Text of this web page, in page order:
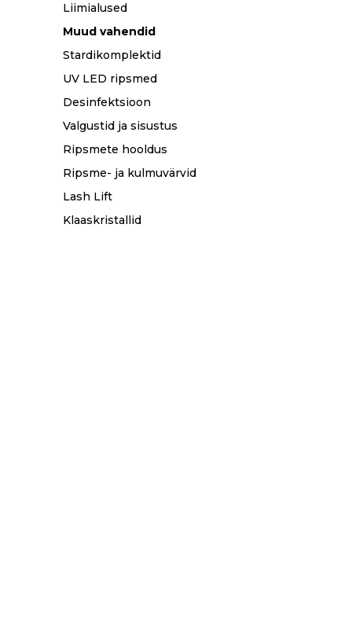
Liimialused
Muud vahendid
Stardikomplektid
UV LED ripsmed
Desinfektsioon
Valgustid ja sisustus
Ripsmete hooldus
Ripsme- ja kulmuvärvid
Lash Lift
Klaaskristallid